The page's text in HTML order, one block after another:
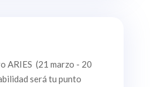
ARIES (21 marzo - 20
será tu punto